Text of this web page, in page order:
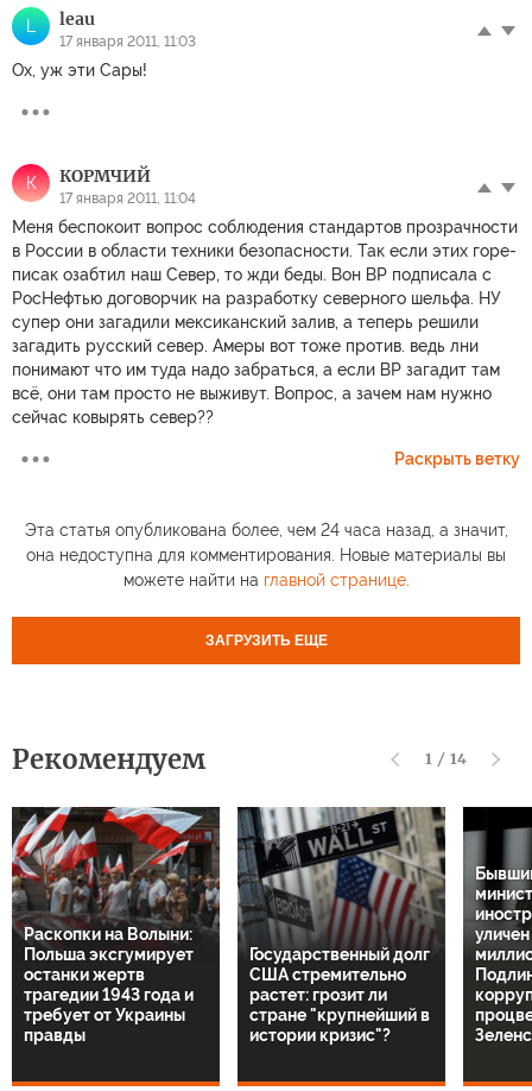
L leau
17 января 2011, 11:03
Ох, уж эти Сары!
К КОРМЧИЙ
17 января 2011, 11:04
Меня беспокоит вопрос соблюдения стандартов прозрачности
в России в области техники безопасности. Так если этих горе-
писак озабтил наш Север, то жди беды. Вон ВР подписала с
РосНефтью договорчик на разработку северного шельфа. НУ
супер они загадили мексиканский залив, а теперь решили
загадить русский север. Амеры вот тоже против. ведь лни
понимают что им туда надо забраться, а если ВР загадит там
всё, они там просто не выживут. Вопрос, а зачем нам нужно
сейчас ковырять север??
Раскрыть ветку
Эта статья опубликована более, чем 24 часа назад, а значит,
она недоступна для комментирования. Новые материалы вы
можете найти на главной странице.
ЗАГРУЗИТЬ ЕЩЕ
Рекомендуем 1 / 14
Раскопки на Волыни:
Польша эксгумирует
останки жертв
трагедии 1943 года и
требует от Украины
правды
Государственный долг
США стремительно
растет: грозит ли
стране "крупнейший в
истории кризис"?